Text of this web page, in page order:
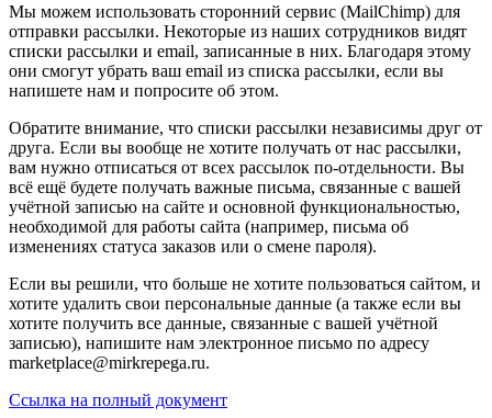
Мы можем использовать сторонний сервис (MailChimp) для
отправки рассылки. Некоторые из наших сотрудников видят
списки рассылки и email, записанные в них. Благодаря этому
они смогут убрать ваш email из списка рассылки, если вы
напишете нам и попросите об этом.
Обратите внимание, что списки рассылки независимы друг от
друга. Если вы вообще не хотите получать от нас рассылки,
вам нужно отписаться от всех рассылок по-отдельности. Вы
всё ещё будете получать важные письма, связанные с вашей
учётной записью на сайте и основной функциональностью,
необходимой для работы сайта (например, письма об
изменениях статуса заказов или о смене пароля).
Если вы решили, что больше не хотите пользоваться сайтом, и
хотите удалить свои персональные данные (а также если вы
хотите получить все данные, связанные с вашей учётной
записью), напишите нам электронное письмо по адресу
marketplace@mirkrepega.ru.
Ссылка на полный документ